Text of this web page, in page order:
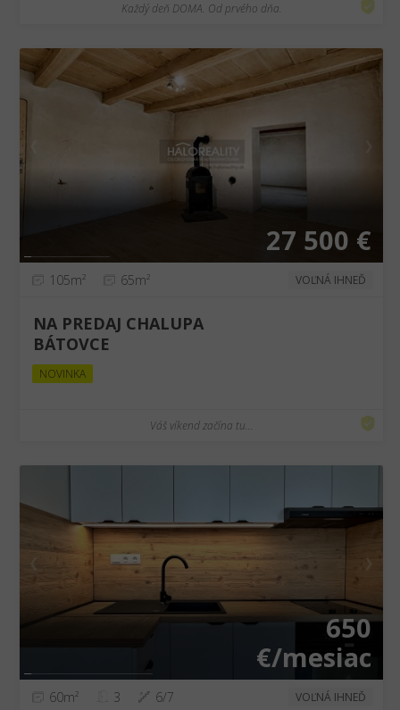
Každý deň DOMA. Od prvého dňa.
27 500 €
105m² 65m² VOĽNÁ IHNEĎ
NA PREDAJ CHALUPA
BÁTOVCE
NOVINKA
Váš víkend začína tu...
❯
650
€/mesiac
60m² 3 6/7 VOĽNÁ IHNEĎ